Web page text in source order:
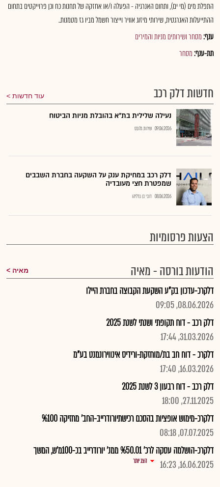
התפלת מים (מי ים), ותחום האנרגיה - הפעלה ו/או אחזקה של תחנות כח וכן פרוייקטים בתחום
ההתייעלות האנרגטית, שירותי מיזוג אוויר וייצור חשמל מביו גז מטמנות..
ענף:מסחר ושירותים מניות והמירים
תת-ענף:מסחר
חדשות דלק רכב עוד חדשות
נעילה שלילית בת"א בהובלת מניות הביטוח
09.06.2026 שירות גלובס
דלק רכב במחיקת ענק על השקעה בחברת השבבים
שמפטרת חצי מעובדיה
08.06.2026 דובי בן גדליהו
הצעות פרסומיות
הודעות בורסה - מאיה
מאיה
דלקרכ-עדכון בק"ע השקעת הקבוצה בחברת היילו
08.06.2026, 09:05
דלק רכב - דוח תקופתי ושנתי לשנת 2025
31.03.2026, 17:44
דלקרכ - דוח חב בת/מוחזקת-ורידיס אינווירונמנט בע"מ
16.03.2026, 17:40
דלק רכב - דוח רבעון 3 לשנת 2025
27.11.2025, 18:00
דלקרכ-מימוש אופציות בהסכם רכישתיורודרייב-החב' מחזיקה %100
07.07.2025, 08:18
דלקרכ-הושלמה עסקה לרכ' %50.01 ממנ' יורודרייב בכ-100מ'ש, המשך
16.06.2025, 16:23
הצג יותר